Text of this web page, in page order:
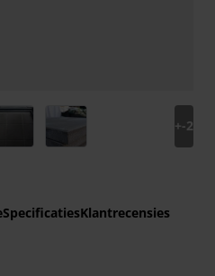
image
View larger imageView larger image
+-2
SpecificatiesKlantrecensies